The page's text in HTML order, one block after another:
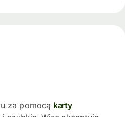
za pomocą karty